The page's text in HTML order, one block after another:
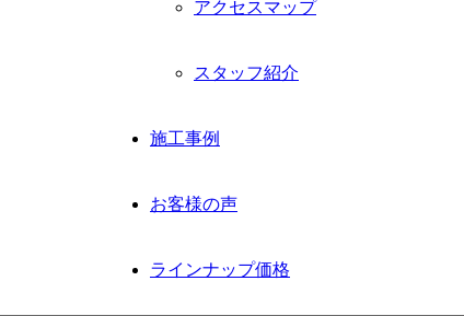
アクセスマップ
スタッフ紹介
施工事例
お客様の声
ラインナップ価格